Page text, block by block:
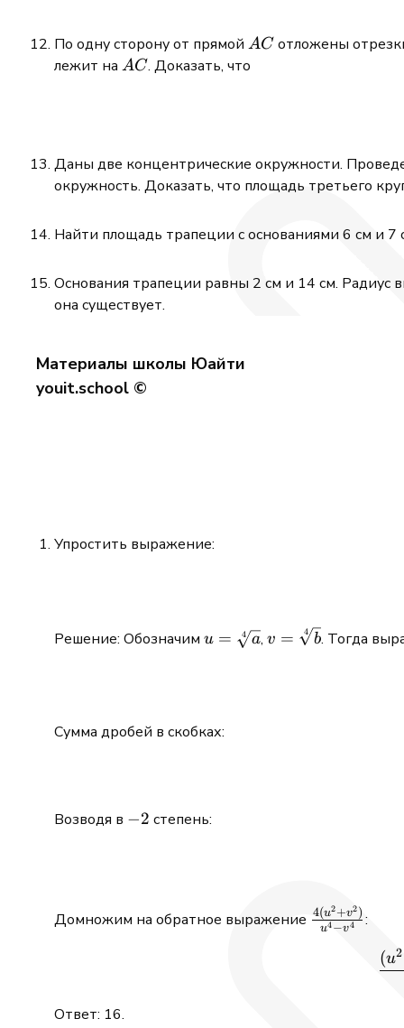
По одну сторону от прямой AC
AC отложены
лежит на AC
AC. Доказать, что
Даны две концентрические окружности.
окружность. Доказать, что площадь третьего
Найти площадь трапеции с основаниями 6 см и
Основания трапеции равны 2 см и 14 см. Радиус
она существует.
Материалы школы Юайти
youit.school ©
Упростить выражение:
Решение: Обозначим u =
u = 4 a,v =
v = 4 b. Тогда
Сумма дробей в скобках:
Возводя в −2
−2 степень:
Домножим на обратное выражение \frac{4(u^2
+ v^2)}
{u^4 - v^4}
u4−v4
4(u2 +v2):
(u2
Ответ: 16.